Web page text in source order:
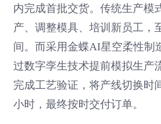
内完成首批交货。传统生产模
产、调整模具、培训新员工，
间。而采用金蝶AI星空柔性制
过数字孪生技术提前模拟生产
完成工艺验证，将产线切换时
小时，最终按时交付订单。